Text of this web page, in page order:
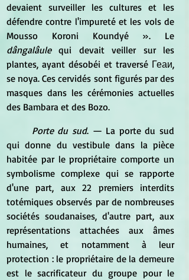
devaient surveiller les cultures et les
défendre contre l'impureté et les vols de
Mousso Koroni Koundyé ». Le
dângalâule qui devait veiller sur les
plantes, ayant désobéi et traversé Геаи,
se noya. Ces cervidés sont figurés par des
masques dans les cérémonies actuelles
des Bambara et des Bozo.
Porte du sud. — La porte du sud
qui donne du vestibule dans la pièce
habitée par le propriétaire comporte un
symbolisme complexe qui se rapporte
d'une part, aux 22 premiers interdits
totémiques observés par de nombreuses
sociétés soudanaises, d'autre part, aux
représentations attachées aux âmes
humaines, et notamment à leur
protection : le propriétaire de la demeure
est le sacrificateur du groupe pour le